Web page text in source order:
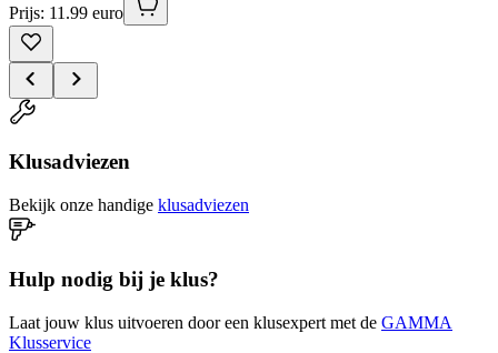
Prijs: 11.99 euro
Klusadviezen
Bekijk onze handige klusadviezen
Hulp nodig bij je klus?
Laat jouw klus uitvoeren door een klusexpert met de GAMMA
Klusservice